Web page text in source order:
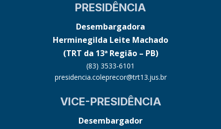
PRESIDÊNCIA
Desembargadora
Herminegilda Leite Machado
(TRT da 13ª Região – PB)
(83) 3533-6101
presidencia.coleprecor@trt13.jus.br
VICE-PRESIDÊNCIA
Desembargador